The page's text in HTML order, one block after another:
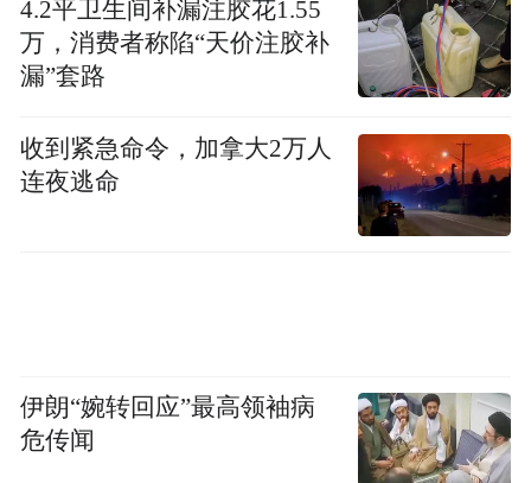
的内容原封不动地提交上去。
报告进一步指出，
员工每周花在AI上的时间
中，37%是在botsitting，36%是用AI生产
东西，剩下的27%是在学工具、搭Agent。
4.2平卫生间补漏注胶花1.55
万，消费者称陷“天价注胶补
漏”套路
收到紧急命令，加拿大2万人
连夜逃命
伊朗“婉转回应”最高领袖病
危传闻